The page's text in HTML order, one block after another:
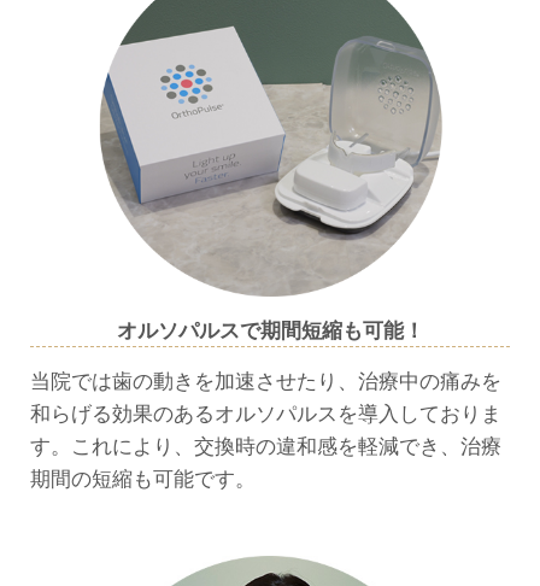
オルソパルスで期間短縮も可能！
当院では歯の動きを加速させたり、治療中の痛みを
和らげる効果のあるオルソパルスを導入しておりま
す。これにより、交換時の違和感を軽減でき、治療
期間の短縮も可能です。